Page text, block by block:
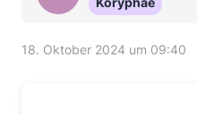
18. Oktober 2024 um 09:40